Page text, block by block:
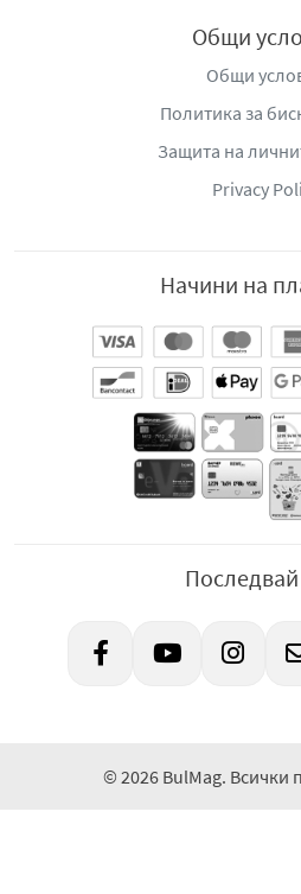
Общи
Общи
Политика за
Защита на
Privacy
Начини на
© 2026 BulMag. Всички